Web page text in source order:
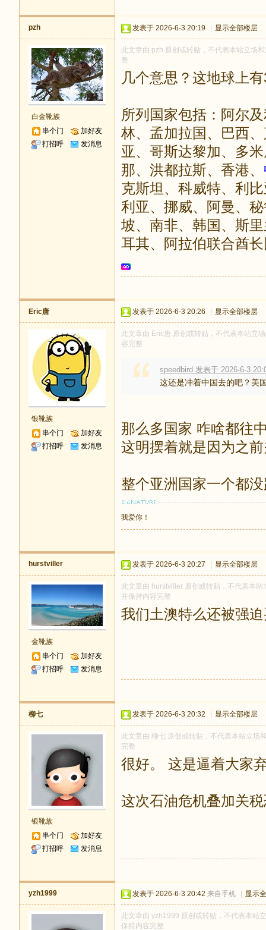
pzh
白金靴族
串个门
加好友
打招呼
发消息
发表于 2026-6-3 20:19 显示全部楼层
此文章由 pzh 原创或转贴，不代表本站立场
整
几个意思？这地球上
所列国家包括：阿尔
林、孟加拉国、巴西
亚、哥斯达黎加、多
那、洪都拉斯、香港、
克斯坦、科威特、利
利亚、挪威、阿曼、
坡、南非、韩国、斯
耳其、阿拉伯联合酋
Eric唐
银靴族
串个门
加好友
打招呼
发消息
发表于 2026-6-3 20:26 显示全部楼层
此文章由 Eric唐 原创或转贴，不代表本站立
容完整
speedbird 发表于 2026-6-3
这还是冲着中国去的吧？美
那么多国家 咋啥都往
这明摆着就是因为之
整个亚洲国家一个都
我爱你！
hurstviller
金靴族
串个门
加好友
打招呼
发消息
发表于 2026-6-3 20:27 显示全部楼层
此文章由 hurstviller 原创或转贴，不代表本
并保持内容完整
我们土澳特么还被强
柳七
银靴族
串个门
加好友
打招呼
发消息
发表于 2026-6-3 20:32 显示全部楼层
此文章由 柳七 原创或转贴，不代表本站立场
完整
很好。 这是逼着大家
这次石油危机叠加关
yzh1999 发表于 2026-6-3 20:42 来自手机 显示
此文章由 yzh1999 原创或转贴，不代表本站
保持内容完整